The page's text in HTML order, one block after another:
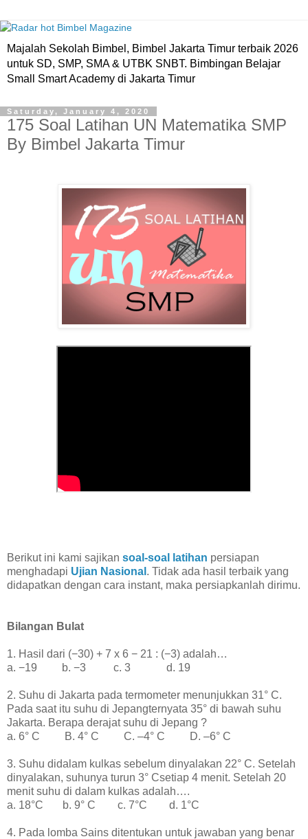
Majalah Sekolah Bimbel, Bimbel Jakarta Timur terbaik 2026
untuk SD, SMP, SMA & UTBK SNBT. Bimbingan Belajar
Small Smart Academy di Jakarta Timur
Saturday, January 4, 2020
175 Soal Latihan UN Matematika SMP
By Bimbel Jakarta Timur
Berikut ini kami sajikan soal-soal latihan persiapan
menghadapi Ujian Nasional . Tidak ada hasil terbaik yang
didapatkan dengan cara instant, maka persiapkanlah dirimu.
Bilangan Bulat
1. Hasil dari (−30) + 7 x 6 − 21 : (−3) adalah…
a. −19
b. −3 c. 3 d. 19
2. Suhu di Jakarta pada termometer menunjukkan 31° C.
Pada saat itu suhu di Jepangternyata 35° di bawah suhu
Jakarta. Berapa derajat suhu di Jepang ?
a. 6° C
B. 4° C C. –4° C D. –6° C
3. Suhu didalam kulkas sebelum dinyalakan 22° C. Setelah
dinyalakan, suhunya turun 3° Csetiap 4 menit. Setelah 20
menit suhu di dalam kulkas adalah….
a. 18°C
b. 9° C c. 7°C d. 1°C
4. Pada lomba Sains ditentukan untuk jawaban yang benar